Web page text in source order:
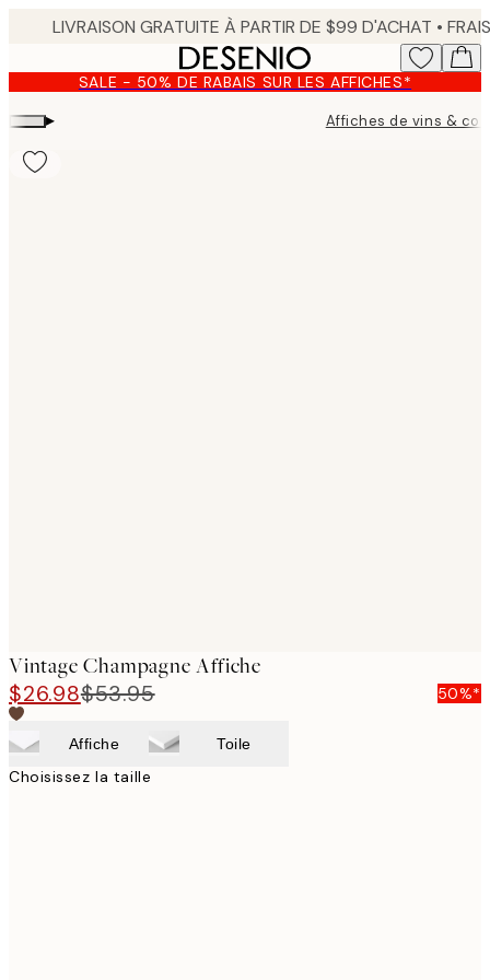
content.SALE - 50% DE RABAIS SUR LES AFFICHES*
▸ Affiches de vins &
Vintage Champagne Affiche
$26.98$53.95 50%*
Affiche Toile
Choisissez la taille